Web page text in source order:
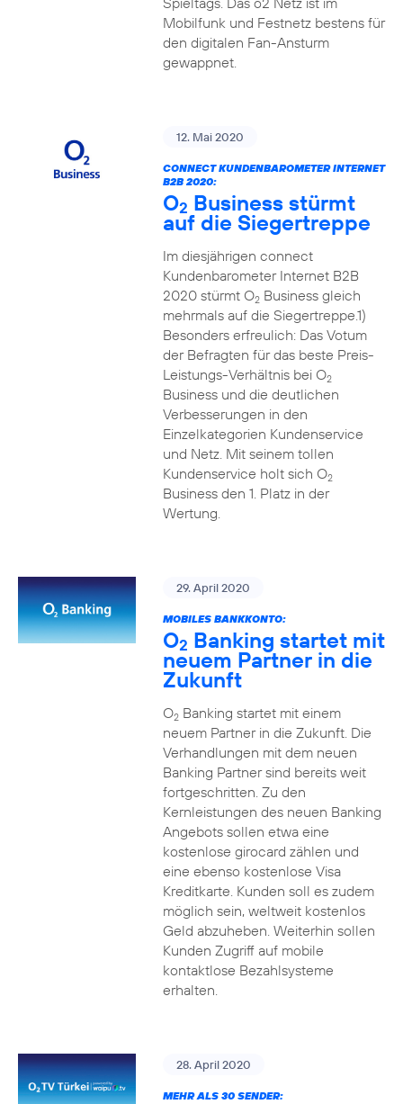
Mobilfunk und Festnetz bestens für
den digitalen Fan-Ansturm
gewappnet.
12. Mai 2020
CONNECT KUNDENBAROMETER INTERNET
B2B 2020:
O2 Business stürmt
auf die Siegertreppe
Im diesjährigen connect
Kundenbarometer Internet B2B
2020 stürmt O2Business gleich
mehrmals auf die Siegertreppe.1)
Besonders erfreulich: Das Votum
der Befragten für das beste Preis-
Leistungs-Verhältnis bei O2
Business und die deutlichen
Verbesserungen in den
Einzelkategorien Kundenservice
und Netz. Mit seinem tollen
Kundenservice holt sich O2
Business den 1. Platz in der
Wertung.
29. April 2020
MOBILES BANKKONTO:
O2 Banking startet mit
neuem Partner in die
Zukunft
O2Banking startet mit einem
neuem Partner in die Zukunft. Die
Verhandlungen mit dem neuen
Banking Partner sind bereits weit
fortgeschritten. Zu den
Kernleistungen des neuen Banking
Angebots sollen etwa eine
kostenlose girocard zählen und
eine ebenso kostenlose Visa
Kreditkarte. Kunden soll es zudem
möglich sein, weltweit kostenlos
Geld abzuheben. Weiterhin sollen
Kunden Zugriff auf mobile
kontaktlose Bezahlsysteme
erhalten.
28. April 2020
MEHR ALS 30 SENDER: